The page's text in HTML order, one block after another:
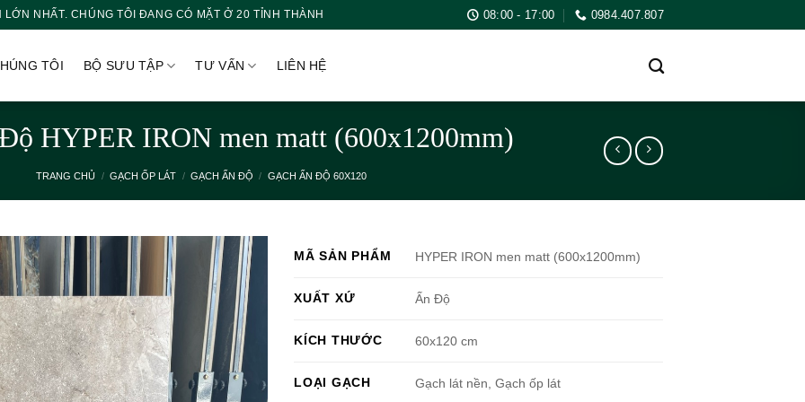
NHẤT. CHÚNG TÔI ĐANG CÓ MẶT Ở 20 TỈNH THÀNH 08:00 - 17:00 0984.407.807
TÔI BỘ SƯU TẬP TƯ VẤN LIÊN HỆ
HYPER IRON men matt (600x1200mm)
TRANG CHỦ / GẠCH ỐP LÁT / GẠCH ẤN ĐỘ / GẠCH ẤN ĐỘ 60X120
MÃ SẢN PHẨM HYPER IRON men matt (600x1200mm)
XUẤT XỨ Ấn Độ
KÍCH THƯỚC 60x120 cm
LOẠI GẠCH Gạch lát nền, Gạch ốp lát